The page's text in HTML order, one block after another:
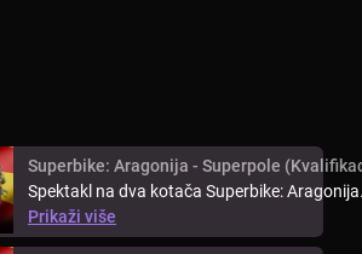
Superbike: Aragonija - Superpole
Spektakl na dva kotača Superbike: Aragonija
stiže na španjolski ...
Prikaži više